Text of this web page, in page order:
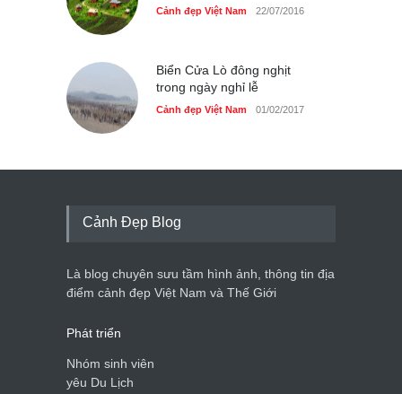
Cảnh đẹp Việt Nam 22/07/2016
Biển Cửa Lò đông nghịt
trong ngày nghỉ lễ
Cảnh đẹp Việt Nam 01/02/2017
Cảnh Đẹp Blog
Là blog chuyên sưu tầm hình ảnh, thông tin địa
điểm cảnh đẹp Việt Nam và Thế Giới
Phát triển
Nhóm sinh viên
yêu Du Lịch